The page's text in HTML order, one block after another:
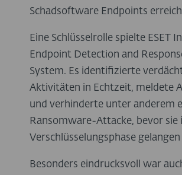
Schadsoftware Endpoints
Eine Schlüsselrolle spielte ESET
Endpoint Detection and
System. Es identifizierte
Aktivitäten in Echtzeit, meldete
und verhinderte unter anderem
Ransomware-Attacke, bevor sie
Verschlüsselungsphase
Besonders eindrucksvoll war